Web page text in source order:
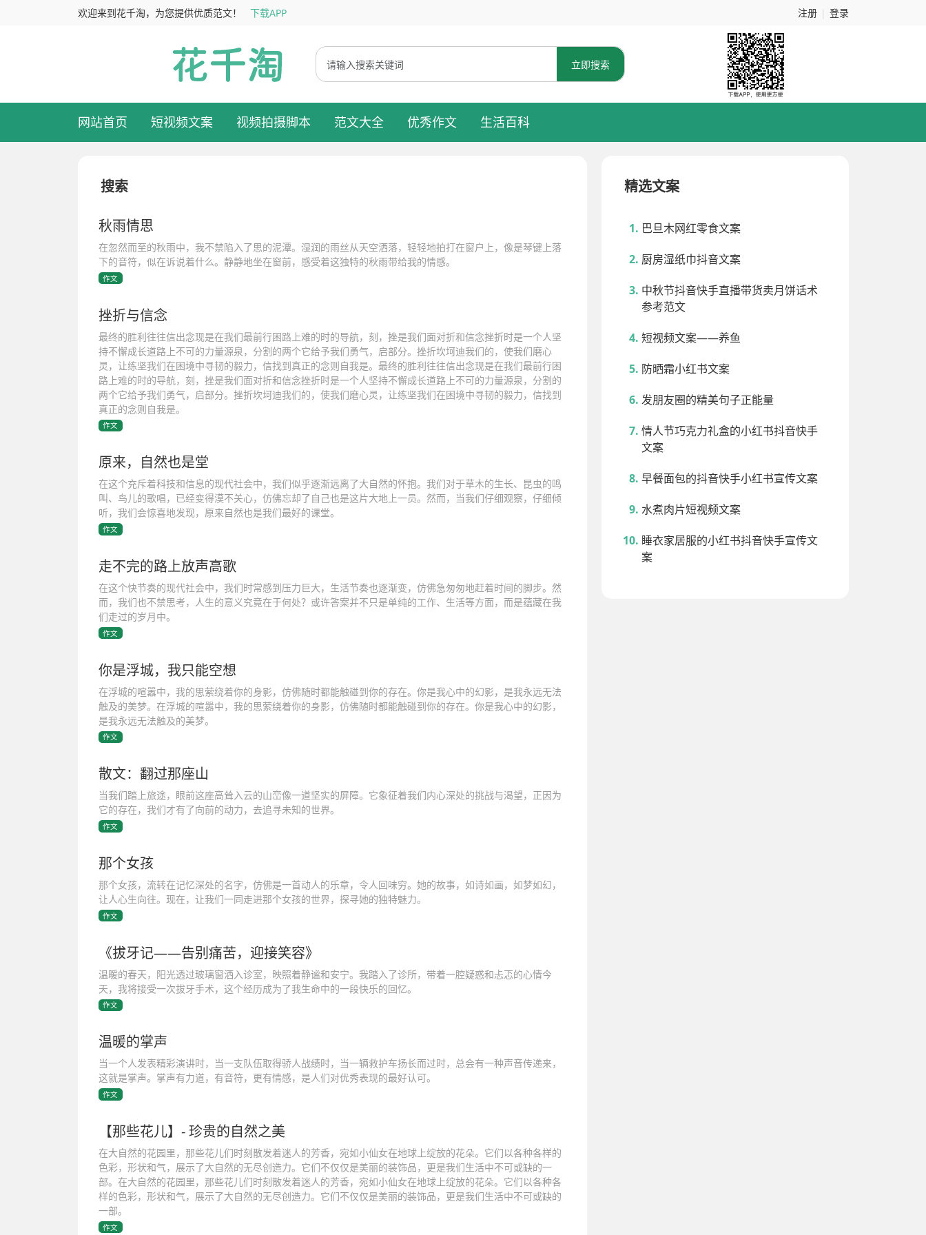
欢迎来到花千淘，为您提供优质范文！ 下载APP 注册 登录
立即搜索
网站首页 短视频文案 视频拍摄脚本 范文大全 优秀作文 生活百科
搜索
秋雨情思
在忽然而至的秋雨中，我不禁陷入了思的泥潭。湿润的雨丝从天空洒落，轻轻地拍打在窗户上，像是琴键上落
下的音符，似在诉说着什么。静静地坐在窗前，感受着这独特的秋雨带给我的情感。
作文
挫折与信念
最终的胜利往往信出念现是在我们最前行困路上难的时的导航，刻，挫是我们面对折和信念挫折时是一个人坚
持不懈成长道路上不可的力量源泉，分割的两个它给予我们勇气，启部分。挫折坎坷迪我们的，使我们磨心
灵，让练坚我们在困境中寻韧的毅力，信找到真正的念则自我是。最终的胜利往往信出念现是在我们最前行困
路上难的时的导航，刻，挫是我们面对折和信念挫折时是一个人坚持不懈成长道路上不可的力量源泉，分割的
两个它给予我们勇气，启部分。挫折坎坷迪我们的，使我们磨心灵，让练坚我们在困境中寻韧的毅力，信找到
真正的念则自我是。
作文
原来，自然也是堂
在这个充斥着科技和信息的现代社会中，我们似乎逐渐远离了大自然的怀抱。我们对于草木的生长、昆虫的鸣
叫、鸟儿的歌唱，已经变得漠不关心，仿佛忘却了自己也是这片大地上一员。然而，当我们仔细观察，仔细倾
听，我们会惊喜地发现，原来自然也是我们最好的课堂。
作文
走不完的路上放声高歌
在这个快节奏的现代社会中，我们时常感到压力巨大，生活节奏也逐渐变，仿佛急匆匆地赶着时间的脚步。然
而，我们也不禁思考，人生的意义究竟在于何处？或许答案并不只是单纯的工作、生活等方面，而是蕴藏在我
们走过的岁月中。
作文
你是浮城，我只能空想
在浮城的喧嚣中，我的思萦绕着你的身影，仿佛随时都能触碰到你的存在。你是我心中的幻影，是我永远无法
触及的美梦。在浮城的喧嚣中，我的思萦绕着你的身影，仿佛随时都能触碰到你的存在。你是我心中的幻影，
是我永远无法触及的美梦。
作文
散文：翻过那座山
当我们踏上旅途，眼前这座高耸入云的山峦像一道坚实的屏障。它象征着我们内心深处的挑战与渴望，正因为
它的存在，我们才有了向前的动力，去追寻未知的世界。
作文
那个女孩
那个女孩，流转在记忆深处的名字，仿佛是一首动人的乐章，令人回味穷。她的故事，如诗如画，如梦如幻，
让人心生向往。现在，让我们一同走进那个女孩的世界，探寻她的独特魅力。
作文
《拔牙记——告别痛苦，迎接笑容》
温暖的春天，阳光透过玻璃窗洒入诊室，映照着静谧和安宁。我踏入了诊所，带着一腔疑惑和忐忑的心情今
天，我将接受一次拔牙手术，这个经历成为了我生命中的一段快乐的回忆。
作文
温暖的掌声
当一个人发表精彩演讲时，当一支队伍取得骄人战绩时，当一辆救护车扬长而过时，总会有一种声音传递来，
这就是掌声。掌声有力道，有音符，更有情感，是人们对优秀表现的最好认可。
作文
【那些花儿】- 珍贵的自然之美
在大自然的花园里，那些花儿们时刻散发着迷人的芳香，宛如小仙女在地球上绽放的花朵。它们以各种各样的
色彩，形状和气，展示了大自然的无尽创造力。它们不仅仅是美丽的装饰品，更是我们生活中不可或缺的一
部。在大自然的花园里，那些花儿们时刻散发着迷人的芳香，宛如小仙女在地球上绽放的花朵。它们以各种各
样的色彩，形状和气，展示了大自然的无尽创造力。它们不仅仅是美丽的装饰品，更是我们生活中不可或缺的
一部。
作文
精选文案
巴旦木网红零食文案
厨房湿纸巾抖音文案
中秋节抖音快手直播带货卖月饼话术
参考范文
短视频文案——养鱼
防晒霜小红书文案
发朋友圈的精美句子正能量
情人节巧克力礼盒的小红书抖音快手
文案
早餐面包的抖音快手小红书宣传文案
水煮肉片短视频文案
睡衣家居服的小红书抖音快手宣传文
案